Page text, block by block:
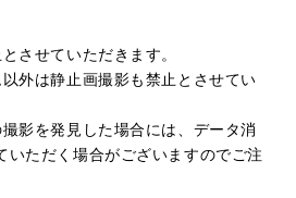
させていただきます。
外は静止画撮影も禁止とさせてい
影を発見した場合には、データ消
いただく場合がございますのでご注